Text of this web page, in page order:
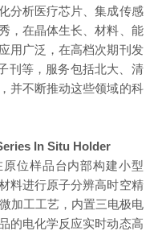
分析医疗芯片、集成传感
，在晶体生长、材料、能
用广泛，在高档次期刊发
刊等，服务包括北大、清
并不断推动这些领域的科
In Situ Holder
原位样品台内部构建小型
料进行原子分辨高时空精
加工工艺，内置三电极电
的电化学反应实时动态高